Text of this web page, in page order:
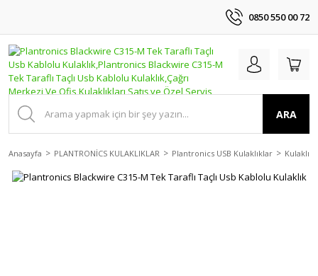
0850 550 00 72
ARA
Anasayfa PLANTRONİCS KULAKLIKLAR Plantronics USB Kulaklıklar